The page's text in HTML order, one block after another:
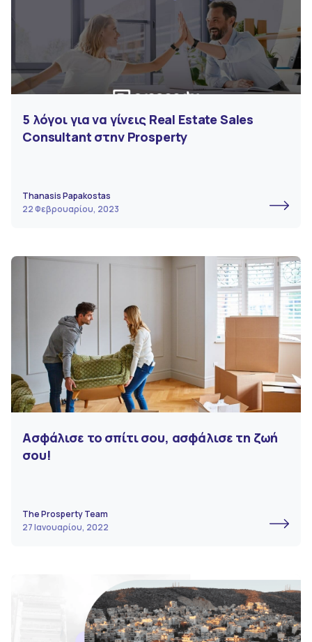
5 λόγοι για να γίνεις Real Estate Sales
Consultant στην Prosperty
Thanasis Papakostas
22 Φεβρουαρίου, 2023
Ασφάλισε το σπίτι σου, ασφάλισε τη ζωή
σου!
The Prosperty Team
27 Ιανουαρίου, 2022